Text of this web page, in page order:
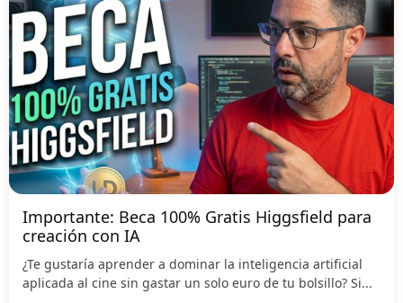
Importante: Beca 100% Gratis Higgsfield para
creación con IA
¿Te gustaría aprender a dominar la inteligencia artificial
aplicada al cine sin gastar un solo euro de tu bolsillo? Si...